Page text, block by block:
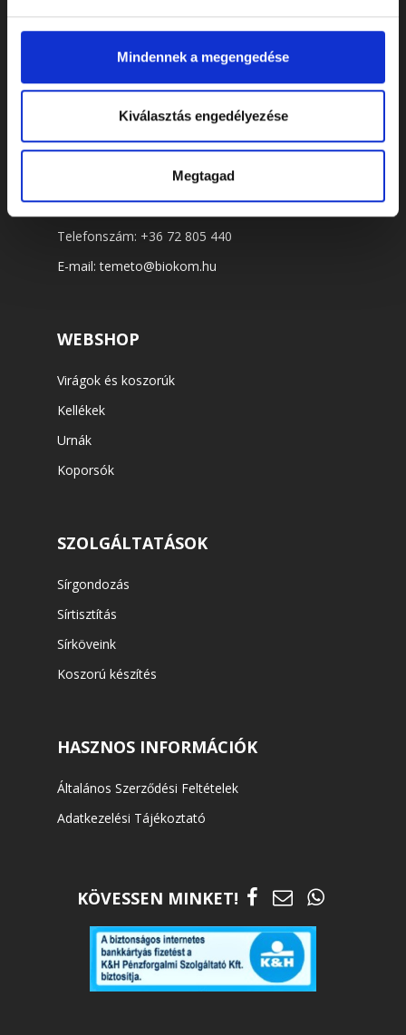
Mindennek a megengedése
Kiválasztás engedélyezése
Megtagad
ELÉRHETŐSÉGEK
Cím: 7622 Pécs, Siklósi út 43.
Telefonszám: +36 72 805 440
E-mail:temeto@biokom.hu
WEBSHOP
Virágok és koszorúk
Kellékek
Urnák
Koporsók
SZOLGÁLTATÁSOK
Sírgondozás
Sírtisztítás
Sírköveink
Koszorú készítés
HASZNOS INFORMÁCIÓK
Általános Szerződési Feltételek
Adatkezelési Tájékoztató
KÖVESSEN MINKET!